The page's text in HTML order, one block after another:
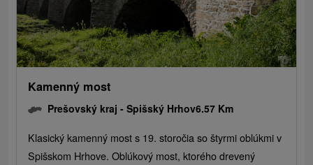
Kamenný most
Prešovský kraj -Spišský Hrhov6.57 Km
Klasický kamenný most s 19. storočia so štyrmi oblúkmi v
Spišskom Hrhove. Oblúkový most, ktorého drevený